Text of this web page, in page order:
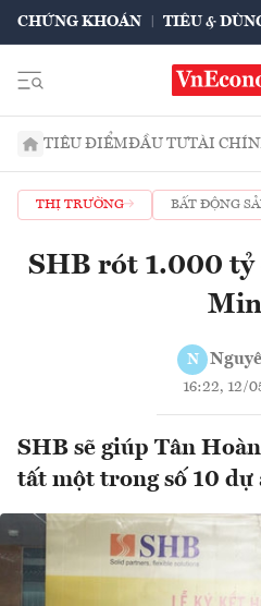
CHỨNG KHOÁN TIÊU &
TIÊU ĐIỂMĐẦU TƯTÀI
THỊ TRƯỜNG BẤT ĐỘNG
SHB rót 1.000 tỷ
N
16:22, 12/
SHB sẽ giúp Tân
tất một trong số 10 dự